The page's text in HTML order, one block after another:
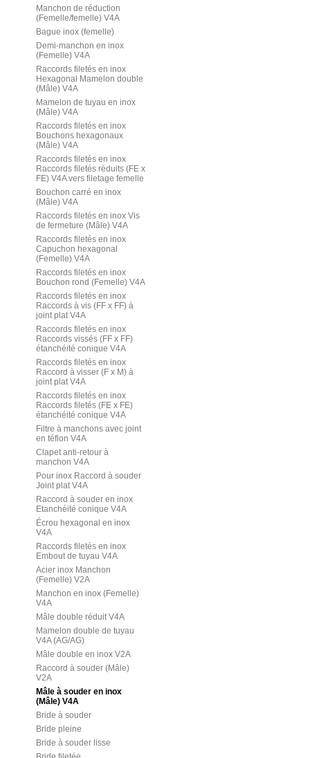
Manchon de réduction
(Femelle/femelle) V4A
Bague inox (femelle)
Demi-manchon en inox
(Femelle) V4A
Raccords filetés en inox
Hexagonal Mamelon double
(Mâle) V4A
Mamelon de tuyau en inox
(Mâle) V4A
Raccords filetés en inox
Bouchons hexagonaux
(Mâle) V4A
Raccords filetés en inox
Raccords filetés réduits (FE x
FE) V4A vers filetage femelle
Bouchon carré en inox
(Mâle) V4A
Raccords filetés en inox Vis
de fermeture (Mâle) V4A
Raccords filetés en inox
Capuchon hexagonal
(Femelle) V4A
Raccords filetés en inox
Bouchon rond (Femelle) V4A
Raccords filetés en inox
Raccords à vis (FF x FF) à
joint plat V4A
Raccords filetés en inox
Raccords vissés (FF x FF)
étanchéité conique V4A
Raccords filetés en inox
Raccord à visser (F x M) à
joint plat V4A
Raccords filetés en inox
Raccords filetés (FE x FE)
étanchéité conique V4A
Filtre à manchons avec joint
en téflon V4A
Clapet anti-retour à
manchon V4A
Pour inox Raccord à souder
Joint plat V4A
Raccord à souder en inox
Etanchéité conique V4A
Écrou hexagonal en inox
V4A
Raccords filetés en inox
Embout de tuyau V4A
Acier inox Manchon
(Femelle) V2A
Manchon en inox (Femelle)
V4A
Mâle double réduit V4A
Mamelon double de tuyau
V4A (AG/AG)
Mâle double en inox V2A
Raccord à souder (Mâle)
V2A
Mâle à souder en inox
(Mâle) V4A
Bride à souder
Bride pleine
Bride à souder lisse